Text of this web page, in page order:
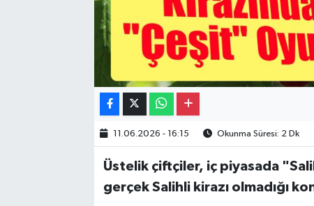
11.06.2026 - 16:15 Okunma Süresi: 2 Dk
Üstelik çiftçiler, iç piyasada
gerçek Salihli kirazı olmadığı